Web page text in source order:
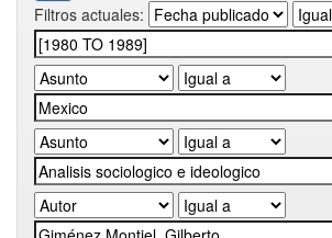
Filtros actuales: